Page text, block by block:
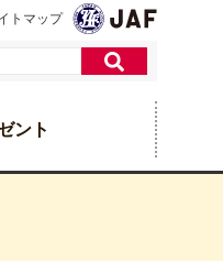
トマップ
ント